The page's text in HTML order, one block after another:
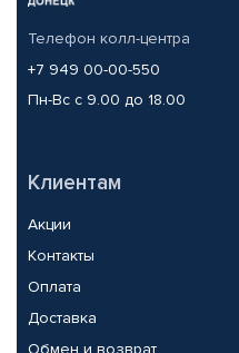
Телефон колл-центра
+7 949 00-00-550
Пн-Вс с 9.00 до 18.00
Клиентам
Акции
Контакты
Оплата
Доставка
Обмен и возврат